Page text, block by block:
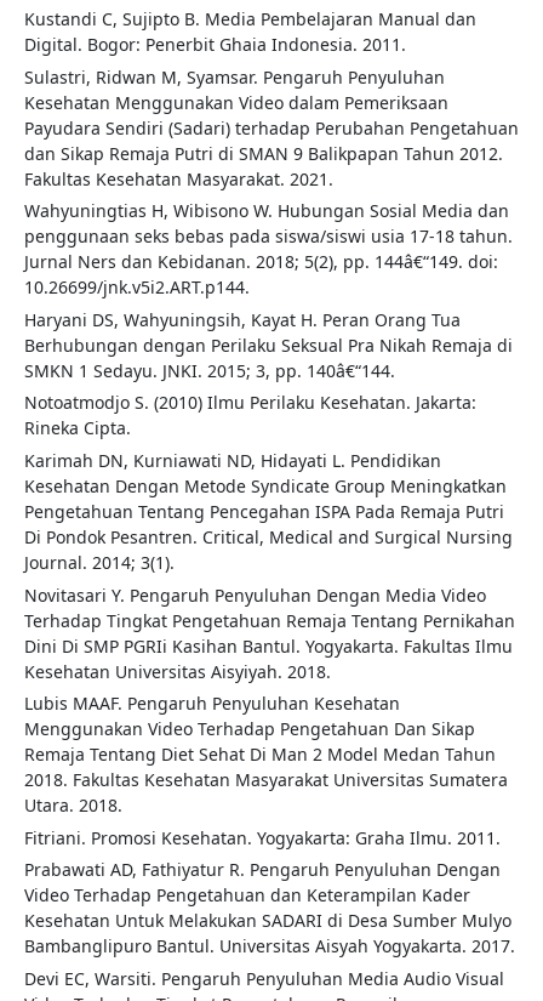
Kustandi C, Sujipto B. Media Pembelajaran Manual dan
Digital. Bogor: Penerbit Ghaia Indonesia. 2011.
Sulastri, Ridwan M, Syamsar. Pengaruh Penyuluhan
Kesehatan Menggunakan Video dalam Pemeriksaan
Payudara Sendiri (Sadari) terhadap Perubahan Pengetahuan
dan Sikap Remaja Putri di SMAN 9 Balikpapan Tahun 2012.
Fakultas Kesehatan Masyarakat. 2021.
Wahyuningtias H, Wibisono W. Hubungan Sosial Media dan
penggunaan seks bebas pada siswa/siswi usia 17-18 tahun.
Jurnal Ners dan Kebidanan. 2018; 5(2), pp. 144â€“149. doi:
10.26699/jnk.v5i2.ART.p144.
Haryani DS, Wahyuningsih, Kayat H. Peran Orang Tua
Berhubungan dengan Perilaku Seksual Pra Nikah Remaja di
SMKN 1 Sedayu. JNKI. 2015; 3, pp. 140â€“144.
Notoatmodjo S. (2010) Ilmu Perilaku Kesehatan. Jakarta:
Rineka Cipta.
Karimah DN, Kurniawati ND, Hidayati L. Pendidikan
Kesehatan Dengan Metode Syndicate Group Meningkatkan
Pengetahuan Tentang Pencegahan ISPA Pada Remaja Putri
Di Pondok Pesantren. Critical, Medical and Surgical Nursing
Journal. 2014; 3(1).
Novitasari Y. Pengaruh Penyuluhan Dengan Media Video
Terhadap Tingkat Pengetahuan Remaja Tentang Pernikahan
Dini Di SMP PGRIi Kasihan Bantul. Yogyakarta. Fakultas Ilmu
Kesehatan Universitas Aisyiyah. 2018.
Lubis MAAF. Pengaruh Penyuluhan Kesehatan
Menggunakan Video Terhadap Pengetahuan Dan Sikap
Remaja Tentang Diet Sehat Di Man 2 Model Medan Tahun
2018. Fakultas Kesehatan Masyarakat Universitas Sumatera
Utara. 2018.
Fitriani. Promosi Kesehatan. Yogyakarta: Graha Ilmu. 2011.
Prabawati AD, Fathiyatur R. Pengaruh Penyuluhan Dengan
Video Terhadap Pengetahuan dan Keterampilan Kader
Kesehatan Untuk Melakukan SADARI di Desa Sumber Mulyo
Bambanglipuro Bantul. Universitas Aisyah Yogyakarta. 2017.
Devi EC, Warsiti. Pengaruh Penyuluhan Media Audio Visual